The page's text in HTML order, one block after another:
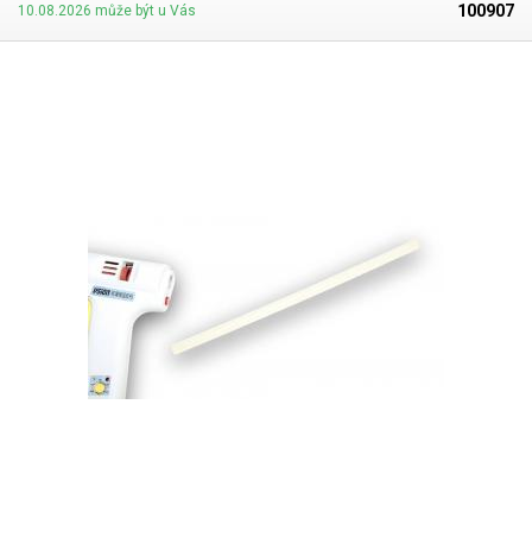
10.08.2026 může být u Vás
100907